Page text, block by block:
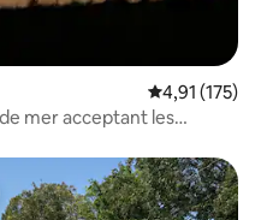
Évaluation
4,91 (175)
mer acceptant les
plus appréciés